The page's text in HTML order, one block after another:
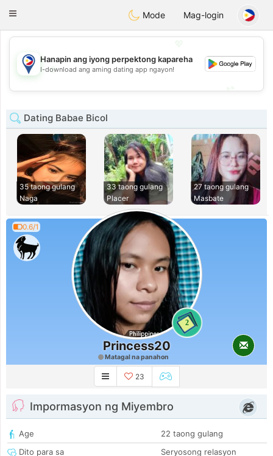
PhilippinesChat
Toggle
Mode Mag-login
💖
💕
Hanapin ang iyong perpektong kapareha
I-download ang aming dating app ngayon!
Dating Babae Bicol
35 taong gulang
Naga
33 taong gulang
Placer
27 taong gulang
Masbate
0.6/1
2
Princess20
Matagal na panahon
23
Impormasyon ng Miyembro
Age
22 taong gulang
Dito para sa
Seryosong relasyon